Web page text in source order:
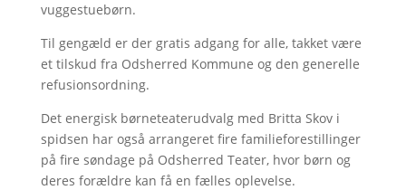
vuggestuebørn.
Til gengæld er der gratis adgang for alle, takket være
et tilskud fra Odsherred Kommune og den generelle
refusionsordning.
Det energisk børneteaterudvalg med Britta Skov i
spidsen har også arrangeret fire familieforestillinger
på fire søndage på Odsherred Teater, hvor børn og
deres forældre kan få en fælles oplevelse.